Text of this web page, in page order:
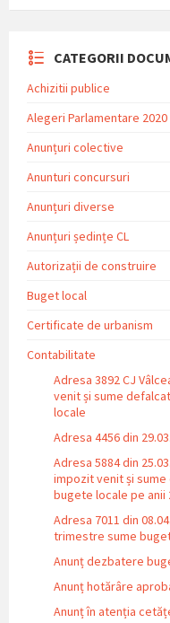
CATEGORII
Achizitii publice
Alegeri Parlamentare 2020
Anunțuri colective
Anunturi concursuri
Anunțuri diverse
Anunțuri ședințe CL
Autorizații de construire
Buget local
Certificate de urbanism
Contabilitate
Adresa 3892 CJ
venit și sume
locale
Adresa 4456 din
Adresa 5884 din
impozit venit și
bugete locale pe anii
Adresa 7011 din
trimestre sume
Anunț dezbatere
Anunț hotărâre
Anunț în atenția